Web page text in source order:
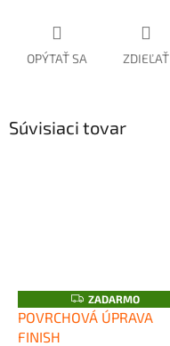
OPÝTAŤ SA ZDIEĽAŤ
Súvisiaci tovar
Z
A
D
ZADARMO
POVRCHOVÁ ÚPRAVA
FINISH